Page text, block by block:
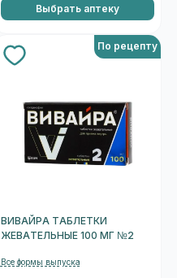
Выбрать аптеку
По рецепту
ВИВАЙРА ТАБЛЕТКИ
ЖЕВАТЕЛЬНЫЕ 100 МГ №2
Все формы выпуска